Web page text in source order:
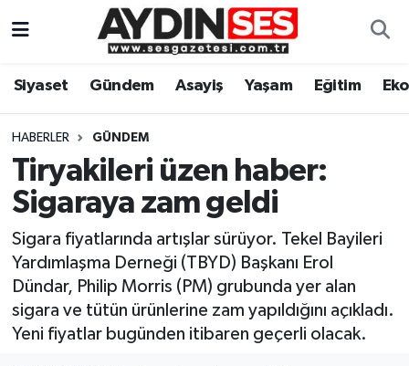
Siyaset Gündem Asayiş Yaşam Eğitim
HABERLER GÜNDEM
Tiryakileri üzen haber:
Sigaraya zam geldi
Sigara fiyatlarında artışlar sürüyor. Tekel Bayileri
Yardımlaşma Derneği (TBYD) Başkanı Erol
Dündar, Philip Morris (PM) grubunda yer alan
sigara ve tütün ürünlerine zam yapıldığını açıkladı.
Yeni fiyatlar bugünden itibaren geçerli olacak.
Gündem
Siyaset
Ekonomi
Yaşam
Eğitim
Kültür Sanat
Aydın Hava Durumu
Aydin Namaz Vakitleri
Aydın Trafik Yoğunluk Haritası
Süper Lig Puan Durumu ve Fikstür
Tüm Manşetler
Son Dakika Haberleri